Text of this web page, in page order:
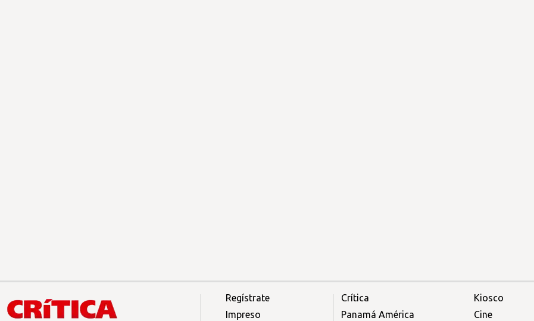
Regístrate
Impreso
Crítica
Panamá América
Kiosco
Cine